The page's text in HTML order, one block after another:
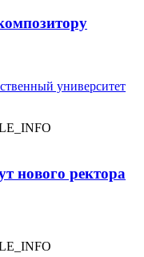
университет
нового ректора